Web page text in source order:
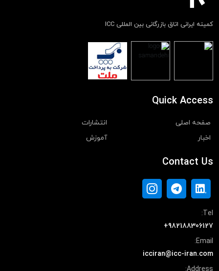
کمیته ایرانی اتاق بازرگانی بین المللی ICC
Quick Access
صفحه اصلی
انتشارات
اخبار
آموزش
Contact Us
Tel:
+982188306127
Email:
icciran@icc-iran.com